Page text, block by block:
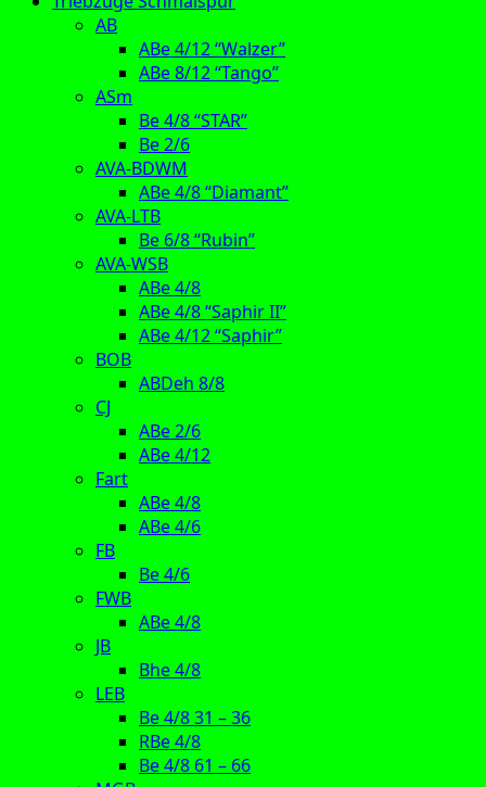
AB
ABe 4/12 “Walzer”
ABe 8/12 “Tango”
ASm
Be 4/8 “STAR”
Be 2/6
AVA-BDWM
ABe 4/8 “Diamant”
AVA-LTB
Be 6/8 “Rubin”
AVA-WSB
ABe 4/8
ABe 4/8 “Saphir II”
ABe 4/12 “Saphir”
BOB
ABDeh 8/8
CJ
ABe 2/6
ABe 4/12
Fart
ABe 4/8
ABe 4/6
FB
Be 4/6
FWB
ABe 4/8
JB
Bhe 4/8
LEB
Be 4/8 31 – 36
RBe 4/8
Be 4/8 61 – 66